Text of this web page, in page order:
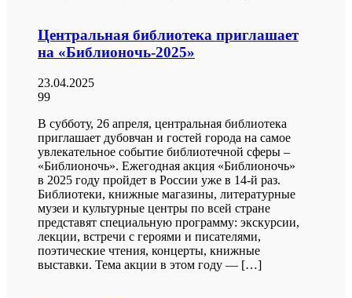
Центральная библиотека приглашает
на «Библионочь-2025»
23.04.2025
99
В субботу, 26 апреля, центральная библиотека
приглашает дубовчан и гостей города на самое
увлекательное событие библиотечной сферы –
«Библионочь». Ежегодная акция «Библионочь»
в 2025 году пройдет в России уже в 14-й раз.
Библиотеки, книжные магазины, литературные
музеи и культурные центры по всей стране
представят специальную программу: экскурсии,
лекции, встречи с героями и писателями,
поэтические чтения, концерты, книжные
выставки. Тема акции в этом году — […]